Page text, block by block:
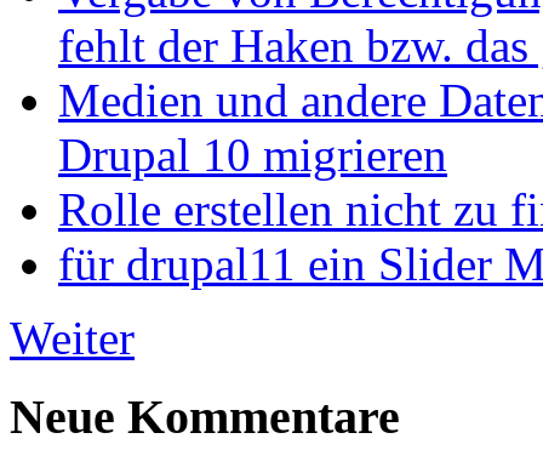
fehlt der Haken bzw.
Medien und andere
Drupal 10 migrieren
Rolle erstellen nicht zu
für drupal11 ein Slider
Weiter
Neue Kommentare